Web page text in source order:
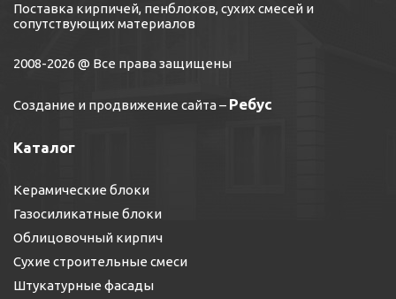
Поставка кирпичей, пенблоков, сухих смесей и
сопутствующих материалов
2008-2026 @ Все права защищены
Создание и продвижение сайта– Ребус
Каталог
Керамические блоки
Газосиликатные блоки
Облицовочный кирпич
Сухие строительные смеси
Штукатурные фасады